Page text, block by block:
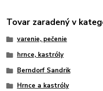
Tovar zaradený v
varenie, pečenie
hrnce, kastróly
Berndorf Sandrik
Hrnce a kastróly